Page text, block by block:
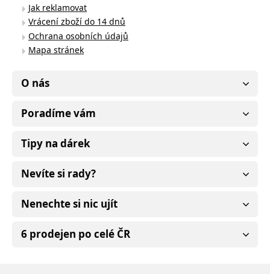
Jak reklamovat
Vrácení zboží do 14 dnů
Ochrana osobních údajů
Mapa stránek
O nás
Poradíme vám
Tipy na dárek
Nevíte si rady?
Nenechte si nic ujít
6 prodejen po celé ČR